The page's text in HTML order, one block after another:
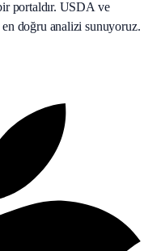
portaldır. USDA ve
doğru analizi sunuyoruz.